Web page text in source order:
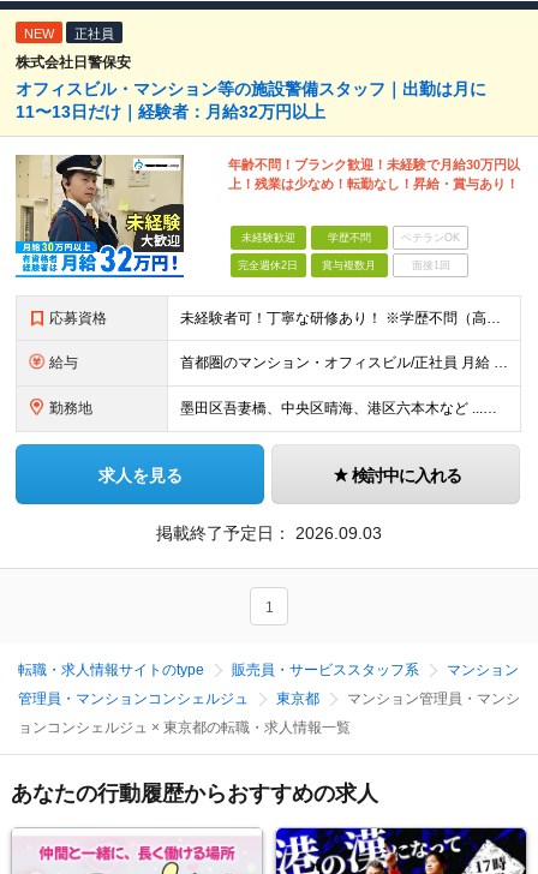
NEW 正社員
株式会社日警保安
オフィスビル・マンション等の施設警備スタッフ｜出勤は月に
11〜13日だけ｜経験者：月給32万円以上
年齢不問！ブランク歓迎！未経験で月給30万円以
上！残業は少なめ！転勤なし！昇給・賞与あり！
未経験歓迎 学歴不問 ベテランOK
完全週休2日 賞与複数月 面接1回
応募資格 未経験者可！丁寧な研修あり！ ※学歴不問（高卒OK） ※年齢不問（20代、30代、40代、50代まで幅広い世代が活躍中）
給与 首都圏のマンション・オフィスビル/正社員 月給 320,000円～（自衛消防技術資格者・経験者） 月給 300,000円～（未経験者） ※固定残業代30h含む 昇給あり 賞与あり
勤務地 墨田区吾妻橋、中央区晴海、港区六本木など ...他複数あり
求人を見る 検討中に入れる
掲載終了予定日： 2026.09.03
1
転職・求人情報サイトのtype 販売員・サービススタッフ系
マンション
管理員・マンションコンシェルジュ
東京都
マンション管理員・マンシ
ョンコンシェルジュ × 東京都の転職・求人情報一覧
あなたの行動履歴からおすすめの求人